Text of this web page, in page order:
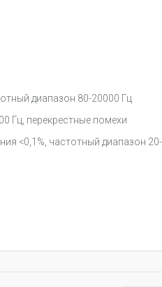
диапазон 80-20000 Гц
Гц, перекрестные помехи
<0,1%, частотный диапазон